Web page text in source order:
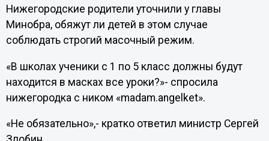
Нижегородские родители уточнили у главы
Минобра, обяжут ли детей в этом случае
соблюдать строгий масочный режим.
«В школах ученики с 1 по 5 класс должны будут
находится в масках все уроки?»- спросила
нижегородка с ником «madam.angelket».
«Не обязательно»,- кратко ответил министр Сергей